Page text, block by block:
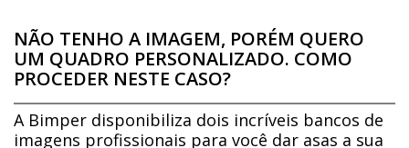
NÃO TENHO A IMAGEM, PORÉM QUERO
UM QUADRO PERSONALIZADO. COMO
PROCEDER NESTE CASO?
A Bimper disponibiliza dois incríveis bancos de
imagens profissionais para você dar asas a sua